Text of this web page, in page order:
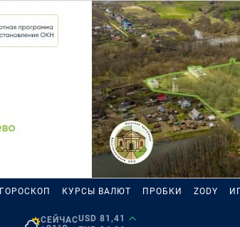
ГОРОСКОП КУРСЫ ВАЛЮТ ПРОБКИ ZODY
СЕЙЧАСUSD 81,41